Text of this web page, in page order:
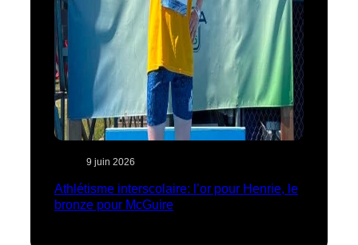
9 juin 2026
Athlétisme interscolaire: l’or pour Henrie, le
bronze pour McGuire